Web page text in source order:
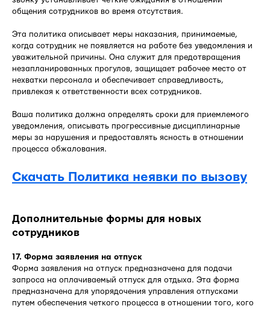
общения сотрудников во время отсутствия.
Эта политика описывает меры наказания, принимаемые,
когда сотрудник не появляется на работе без уведомления и
уважительной причины. Она служит для предотвращения
незапланированных прогулов, защищает рабочее место от
нехватки персонала и обеспечивает справедливость,
привлекая к ответственности всех сотрудников.
Ваша политика должна определять сроки для приемлемого
уведомления, описывать прогрессивные дисциплинарные
меры за нарушения и предоставлять ясность в отношении
процесса обжалования.
Скачать Политика неявки по вызову
Дополнительные формы для новых
сотрудников
17. Форма заявления на отпуск
Форма заявления на отпуск предназначена для подачи
запроса на оплачиваемый отпуск для отдыха. Эта форма
предназначена для упорядочения управления отпусками
путем обеспечения четкого процесса в отношении того, кого